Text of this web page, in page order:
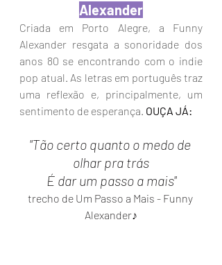
Alexander
Criada em Porto Alegre, a Funny
Alexander resgata a sonoridade dos
anos 80 se encontrando com o indie
pop atual. As letras em português traz
uma reflexão e, principalmente, um
sentimento de esperança. OUÇA JÁ:
"Tão certo quanto o medo de
olhar pra trás
É dar um passo a mais"
trecho de Um Passo a Mais - Funny
Alexander♪